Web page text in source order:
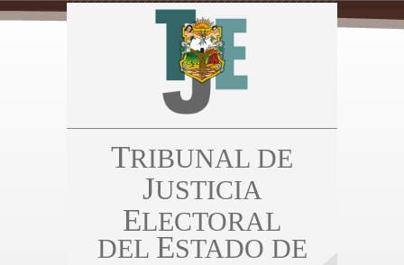
TRIBUNAL DE
JUSTICIA
ELECTORAL
DEL ESTADO DE